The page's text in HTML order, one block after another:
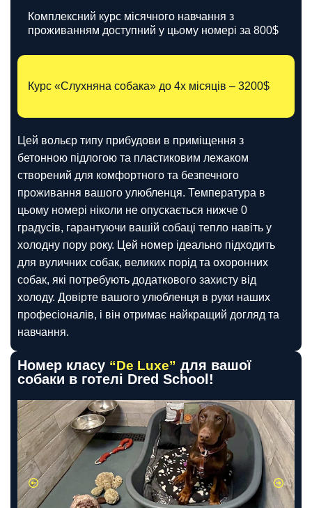
Комплексний курс місячного навчання з
проживанням доступний у цьому номері за 800$
Курс «Слухняна собака» до 4х місяців – 3200$
Цей вольєр типу прибудови в приміщення з
бетонною підлогою та пластиковим лежаком
створений для комфортного та безпечного
проживання вашого улюбленця. Температура в
цьому номері ніколи не опускається нижче 0
градусів, гарантуючи вашій собаці тепло навіть у
холодну пору року. Цей номер ідеально підходить
для вуличних собак, великих порід та охоронних
собак, які потребують додаткового захисту від
холоду. Довірте вашого улюбленця в руки наших
професіоналів, і він отримає найкращий догляд та
навчання.
Номер класу “De Luxe” для вашої
собаки в готелі Dred School!